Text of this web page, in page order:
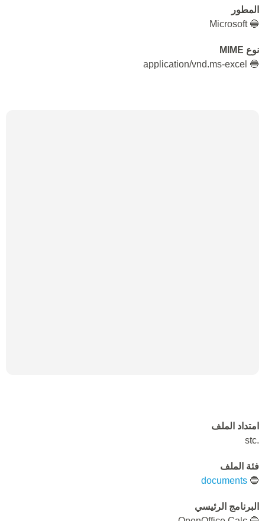
المطور
🔵 Microsoft
نوع MIME
🔵 application/vnd.ms-excel
امتداد الملف
.stc
فئة الملف
🔵
documents
البرنامج الرئيسي